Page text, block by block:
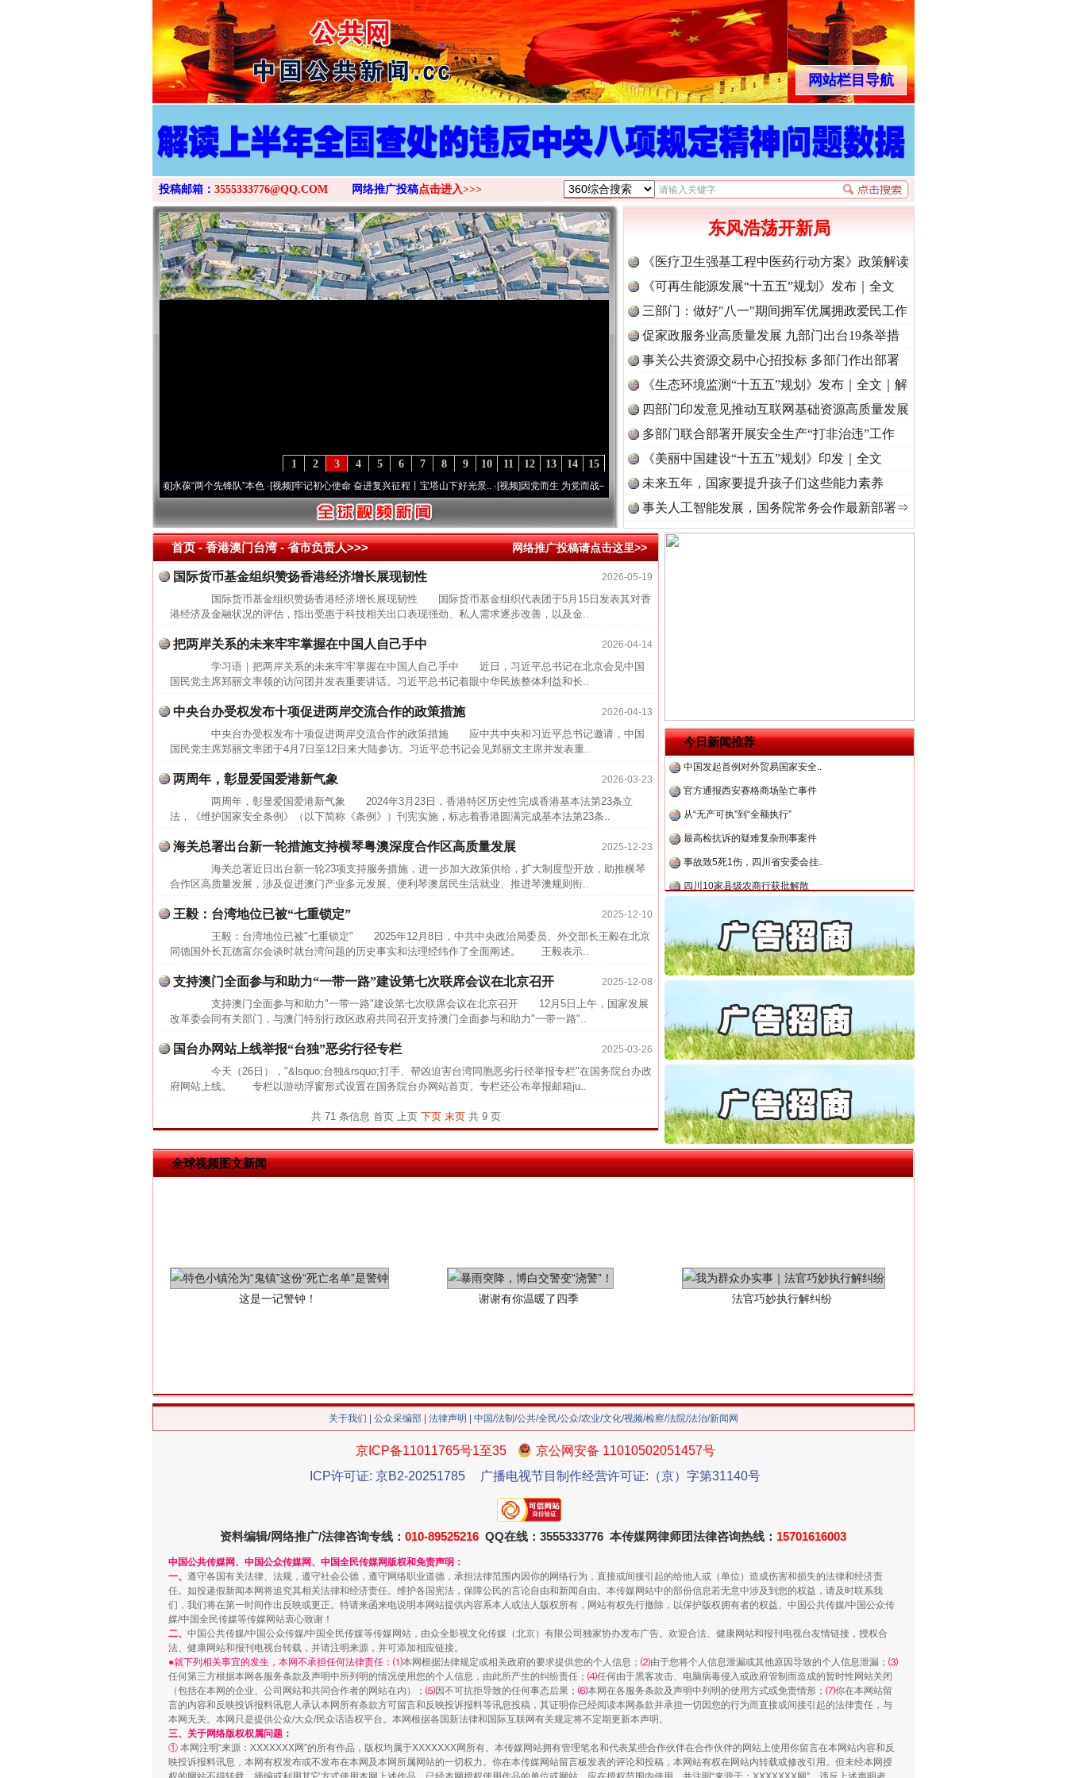
>
网站栏目导航
投稿邮箱： 3555333776@QQ.COM 网络推广投稿点击进入>>>
15
14
13
12
11
10
9
8
7
6
5
4
3
2
1
永葆“两个先锋队”本色·[视频] 牢记初心使命 奋进复兴征程丨宝塔山下好光景..·[视频] 因党而生 为党而战——百年“纪”事⑧加强纪律..·[视频]牢记初心使命 奋进复兴征程丨“转折之城”激荡..
东风浩荡开新局
《医疗卫生强基工程中医药行动方案》政策解读
《可再生能源发展“十五五”规划》发布｜全文
三部门：做好"八一"期间拥军优属拥政爱民工作
促家政服务业高质量发展 九部门出台19条举措
事关公共资源交易中心招投标 多部门作出部署
《生态环境监测“十五五”规划》发布｜全文｜解
读
四部门印发意见推动互联网基础资源高质量发展
多部门联合部署开展安全生产“打非治违”工作
《美丽中国建设“十五五”规划》印发｜全文
未来五年，国家要提升孩子们这些能力素养
事关人工智能发展，国务院常务会作最新部署⇒
首页- 香港澳门台湾 -省市负责人>>> 网络推广投稿请点击这里>>
2026-05-19
国际货币基金组织赞扬香港经济增长展现韧性
国际货币基金组织赞扬香港经济增长展现韧性 国际货币基金组织代表团于5月15日发表其对香
港经济及金融状况的评估，指出受惠于科技相关出口表现强劲、私人需求逐步改善，以及金..
2026-04-14
把两岸关系的未来牢牢掌握在中国人自己手中
学习语｜把两岸关系的未来牢牢掌握在中国人自己手中 近日，习近平总书记在北京会见中国
国民党主席郑丽文率领的访问团并发表重要讲话。习近平总书记着眼中华民族整体利益和长..
2026-04-13
中央台办受权发布十项促进两岸交流合作的政策措施
中央台办受权发布十项促进两岸交流合作的政策措施 应中共中央和习近平总书记邀请，中国
国民党主席郑丽文率团于4月7日至12日来大陆参访。习近平总书记会见郑丽文主席并发表重..
2026-03-23
两周年，彰显爱国爱港新气象
两周年，彰显爱国爱港新气象 2024年3月23日，香港特区历史性完成香港基本法第23条立
法，《维护国家安全条例》（以下简称《条例》）刊宪实施，标志着香港圆满完成基本法第23条..
2025-12-23
海关总署出台新一轮措施支持横琴粤澳深度合作区高质量发展
海关总署近日出台新一轮23项支持服务措施，进一步加大政策供给，扩大制度型开放，助推横琴
合作区高质量发展，涉及促进澳门产业多元发展、便利琴澳居民生活就业、推进琴澳规则衔..
2025-12-10
王毅：台湾地位已被“七重锁定”
王毅：台湾地位已被"七重锁定" 2025年12月8日，中共中央政治局委员、外交部长王毅在北京
同德国外长瓦德富尔会谈时就台湾问题的历史事实和法理经纬作了全面阐述。 王毅表示..
2025-12-08
支持澳门全面参与和助力“一带一路”建设第七次联席会议在北京召开
支持澳门全面参与和助力"一带一路"建设第七次联席会议在北京召开 12月5日上午，国家发展
改革委会同有关部门，与澳门特别行政区政府共同召开支持澳门全面参与和助力"一带一路"..
2025-03-26
国台办网站上线举报“台独”恶劣行径专栏
今天（26日），"&lsquo;台独&rsquo;打手、帮凶迫害台湾同胞恶劣行径举报专栏"在国务院台办政
府网站上线。 专栏以游动浮窗形式设置在国务院台办网站首页。专栏还公布举报邮箱ju..
共 71 条信息 首页 上页 下页 末页共 9 页
今日新闻推荐
中方对6家美国实体采取反制措..
中国发起首例对外贸易国家安全..
官方通报西安赛格商场坠亡事件
从“无产可执”到“全额执行”
最高检抗诉的疑难复杂刑事案件
事故致5死1伤，四川省安委会挂..
四川10家县级农商行获批解散
半生相守，一别两宽：这场老年..
26万保费，离婚时为何要分走一..
杨天誉，不得录用为公务员
四川省公安厅征集新型黑恶违法..
中方对6家美国实体采取反制措..
中国发起首例对外贸易国家安全..
从“无产可执”到“全额执行”
最高检抗诉的疑难复杂刑事案件
事故致5死1伤，四川省安委会挂..
四川10家县级农商行获批解散
全球视频图文新闻
网上购药对药下症？
茶叶“炒上天”
“神药”背后的真相
这是一记警钟！ 谢谢有你温暖了四季 法官巧妙执行解纠纷
今年投资意愿榜揭晓 新中国诞生的见证
习近平的博鳌关键词
魏明亮严重违纪违法案透视
千亩耕地变“别墅”
关于我们 公众采编部 法律声明 | 中国/法制/公共/全民/公众/农业/文化/视频/检察/法院/法治/新闻网
京ICP备11011765号1至35
京公网安备 11010502051457号
ICP许可证: 京B2-20251785
广播电视节目制作经营许可证:（京）字第31140号
资料编辑/网络推广/法律咨询专线： 010-89525216 QQ在线：3555333776 本传媒网律师团法律咨询热线： 15701616003
中国公共传媒网、中国公众传媒网、中国全民传媒网版权和免责声明：
一、 遵守各国有关法律、法规，遵守社会公德，遵守网络职业道德，承担法律范围内因你的网络行为，直接或间接引起的给他人或（单位）造成伤害和损失的法律和经济责
任。如投递假新闻本网将追究其相关法律和经济责任。维护各国宪法，保障公民的言论自由和新闻自由。本传媒网站中的部份信息若无意中涉及到您的权益，请及时联系我
们，我们将在第一时间作出反映或更正。特请来函来电说明本网站提供内容系本人或法人版权所有，网站有权先行撤除，以保护版权拥有者的权益。中国公共传媒/中国公众传
媒/中国全民传媒等传媒网站衷心致谢！
二、 中国公共传媒/中国公众传媒/中国全民传媒等传媒网站，由众全影视文化传媒（北京）有限公司独家协办发布广告。欢迎合法、健康网站和报刊电视台友情链接，授权合
法、健康网站和报刊电视台转载，并请注明来源，并可添加相应链接。
●就下列相关事宜的发生，本网不承担任何法律责任：⑴本网根据法律规定或相关政府的要求提供您的个人信息； ⑵由于您将个人信息泄漏或其他原因导致的个人信息泄漏； ⑶
任何第三方根据本网各服务条款及声明中所列明的情况使用您的个人信息，由此所产生的纠纷责任； ⑷任何由于黑客攻击、电脑病毒侵入或政府管制而造成的暂时性网站关闭
（包括在本网的企业、公司网站和共同合作者的网站在内）； ⑸因不可抗拒导致的任何事态后果； ⑹本网在各服务条款及声明中列明的使用方式或免责情形； ⑺你在本网站留
言的内容和反映投诉报料讯息人承认本网所有条款方可留言和反映投诉报料等讯息投稿，其证明你已经阅读本网条款并承担一切因您的行为而直接或间接引起的法律责任，与
本网无关。本网只是提供公众/大众/民众话语权平台。本网根据各国新法律和国际互联网有关规定将不定期更新本声明。
三、关于网络版权权属问题：
① 本网注明“来源：XXXXXXX网”的所有作品，版权均属于XXXXXXX网所有。本传媒网站拥有管理笔名和代表某些合作伙伴在合作伙伴的网站上使用你留言在本网站内容和反
映投诉报料讯息，本网有权发布或不发布在本网及本网所属网站的一切权力。你在本传媒网站留言板发表的评论和投稿，本网站有权在网站内转载或修改引用。但未经本网授